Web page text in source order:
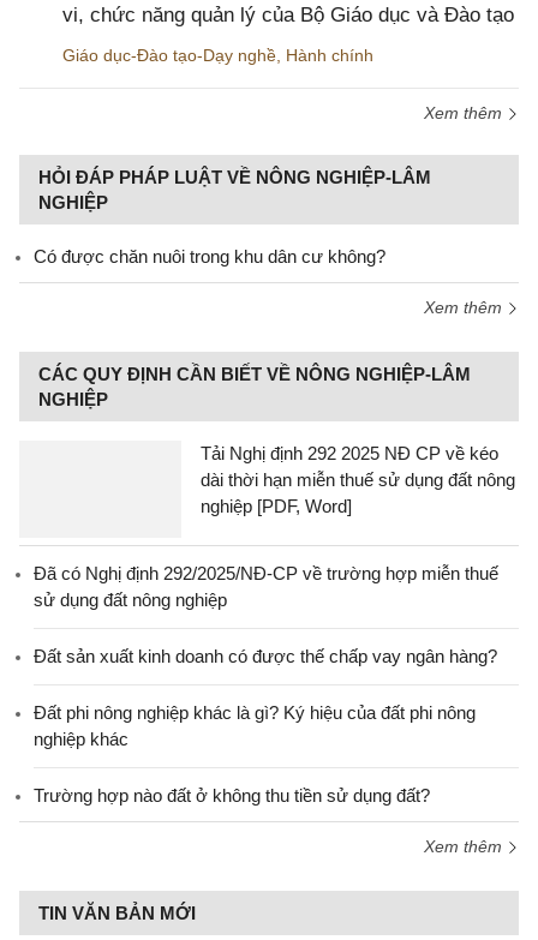
vi, chức năng quản lý của Bộ Giáo dục và Đào tạo
Giáo dục-Đào tạo-Dạy nghề Hành chính
Xem thêm
HỎI ĐÁP PHÁP LUẬT VỀ NÔNG NGHIỆP-LÂM
NGHIỆP
Có được chăn nuôi trong khu dân cư không?
Xem thêm
CÁC QUY ĐỊNH CẦN BIẾT VỀ NÔNG NGHIỆP-LÂM
NGHIỆP
Tải Nghị định 292 2025 NĐ CP về kéo
dài thời hạn miễn thuế sử dụng đất nông
nghiệp [PDF, Word]
Đã có Nghị định 292/2025/NĐ-CP về trường hợp miễn thuế
sử dụng đất nông nghiệp
Đất sản xuất kinh doanh có được thế chấp vay ngân hàng?
Đất phi nông nghiệp khác là gì? Ký hiệu của đất phi nông
nghiệp khác
Trường hợp nào đất ở không thu tiền sử dụng đất?
Xem thêm
TIN VĂN BẢN MỚI